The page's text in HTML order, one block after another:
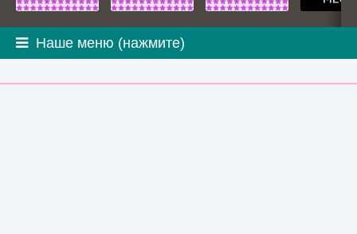
Наше меню (нажмите)